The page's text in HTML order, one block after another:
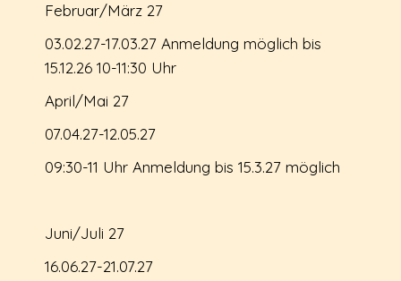
Februar/März 27
03.02.27-17.03.27 Anmeldung möglich bis
15.12.26 10-11:30 Uhr
April/Mai 27
07.04.27-12.05.27
09:30-11 Uhr Anmeldung bis 15.3.27 möglich
Juni/Juli 27
16.06.27-21.07.27